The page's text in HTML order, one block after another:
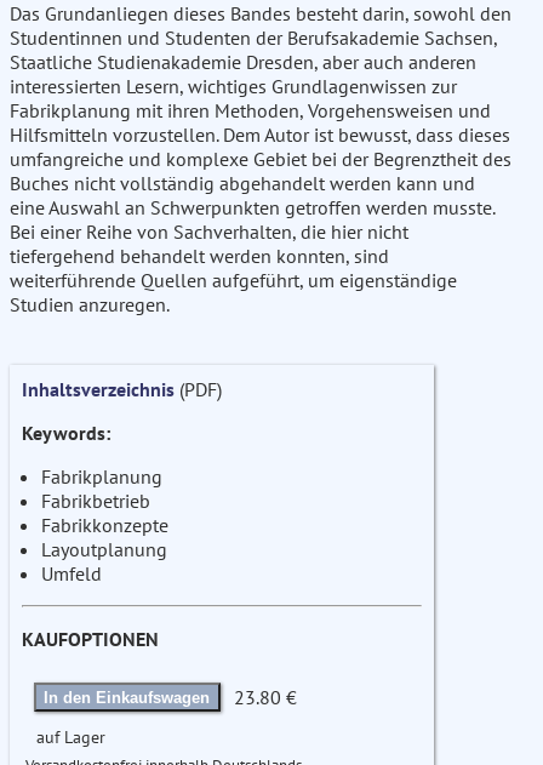
Das Grundanliegen dieses Bandes besteht darin, sowohl den
Studentinnen und Studenten der Berufsakademie Sachsen,
Staatliche Studienakademie Dresden, aber auch anderen
interessierten Lesern, wichtiges Grundlagenwissen zur
Fabrikplanung mit ihren Methoden, Vorgehensweisen und
Hilfsmitteln vorzustellen. Dem Autor ist bewusst, dass dieses
umfangreiche und komplexe Gebiet bei der Begrenztheit des
Buches nicht vollständig abgehandelt werden kann und
eine Auswahl an Schwerpunkten getroffen werden musste.
Bei einer Reihe von Sachverhalten, die hier nicht
tiefergehend behandelt werden konnten, sind
weiterführende Quellen aufgeführt, um eigenständige
Studien anzuregen.
Inhaltsverzeichnis (PDF)
Keywords:
Fabrikplanung
Fabrikbetrieb
Fabrikkonzepte
Layoutplanung
Umfeld
KAUFOPTIONEN
In den Einkaufswagen 23.80 €
auf Lager